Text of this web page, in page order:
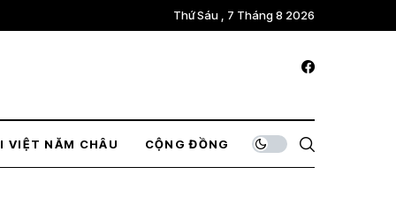
Thứ Sáu , 7 Tháng 8 2026
VIỆT NĂM CHÂU CỘNG ĐỒNG